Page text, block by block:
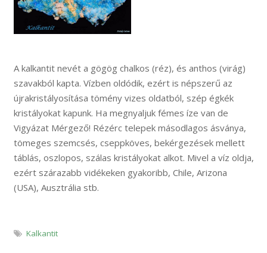
A kalkantit nevét a gögög chalkos (réz), és anthos (virág)
szavakból kapta. Vízben oldódik, ezért is népszerű az
újrakristályosítása tömény vizes oldatból, szép égkék
kristályokat kapunk. Ha megnyaljuk fémes íze van de
Vigyázat Mérgező! Rézérc telepek másodlagos ásványa,
tömeges szemcsés, cseppköves, bekérgezések mellett
táblás, oszlopos, szálas kristályokat alkot. Mivel a víz oldja,
ezért szárazabb vidékeken gyakoribb, Chile, Arizona
(USA), Ausztrália stb.
Kalkantit